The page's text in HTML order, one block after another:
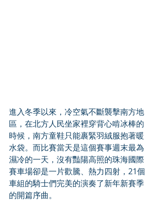
進入冬季以來，冷空氣不斷襲擊南方地
區，在北方人民坐家裡穿背心啃冰棒的
時候，南方童鞋只能裹緊羽絨服抱著暖
水袋。而比賽當天是這個賽事週末最為
濕冷的一天，沒有豔陽高照的珠海國際
賽車場卻是一片歡騰、熱力四射，21個
車組的騎士們完美的演奏了新年新賽季
的開篇序曲。